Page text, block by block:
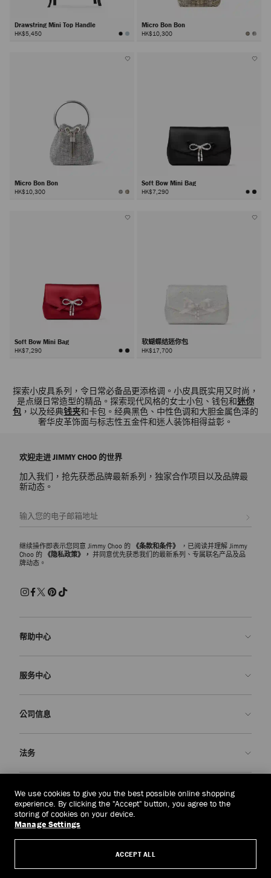
Drawstring Mini Top Handle
HK$5,450
Micro Bon Bon
HK$10,300
Micro Bon Bon
HK$10,300
Soft Bow Mini Bag
HK$7,290
Soft Bow Mini Bag
HK$7,290
软蝴蝶结迷你包
HK$17,700
步
探索小皮具系列，令日常必备品更添格调。小皮具既实用又时尚，
是点缀日常造型的精品。探索现代风格的女士小包、钱包和迷你
包 ，以及经典钱夹和卡包。经典黑色、中性色调和大胆金属色泽的
奢华皮革饰面与标志性五金件和迷人装饰相得益彰。
欢迎走进 JIMMY CHOO 的世界
加入我们，抢先获悉品牌最新系列，独家合作项目以及品牌最
新动态。
继续操作即表示您同意 Jimmy Choo 的 《条款和条件》
，已阅读并理解 Jimmy
Choo 的 《隐私政策》， 并同意优先获悉我们的最新系列、专属联名产品及品
牌动态。
帮助中心
常见问题解答
提交退货
送货
服务中心
定制服务
保修服务
公司信息
我们的历史
我们的影响与责任
我們的影響與責任
匠心工艺
法务
条款与条件
被遗忘权
主体访问请求表
中国台湾(HK$)
We use cookies to give you the best possible online shopping
experience. By clicking the "Accept" button, you agree to the
storing of cookies on your device.
Manage Settings
ACCEPT ALL